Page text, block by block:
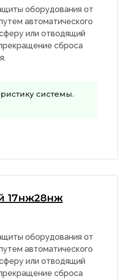
оборудования от
автоматического
или отводящий
сброса
системы.
17нж28нж
оборудования от
автоматического
или отводящий
сброса